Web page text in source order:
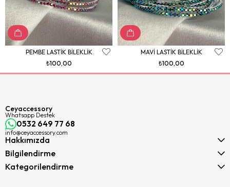
PEMBE LASTİK BİLEKLİK
₺100,00
MAVİ LASTİK BİLEKLİK
₺100,00
Ceyaccessory
Whatsapp Destek
0532 649 77 68
info@ceyaccessory.com
Hakkımızda
Bilgilendirme
Kategorilendirme